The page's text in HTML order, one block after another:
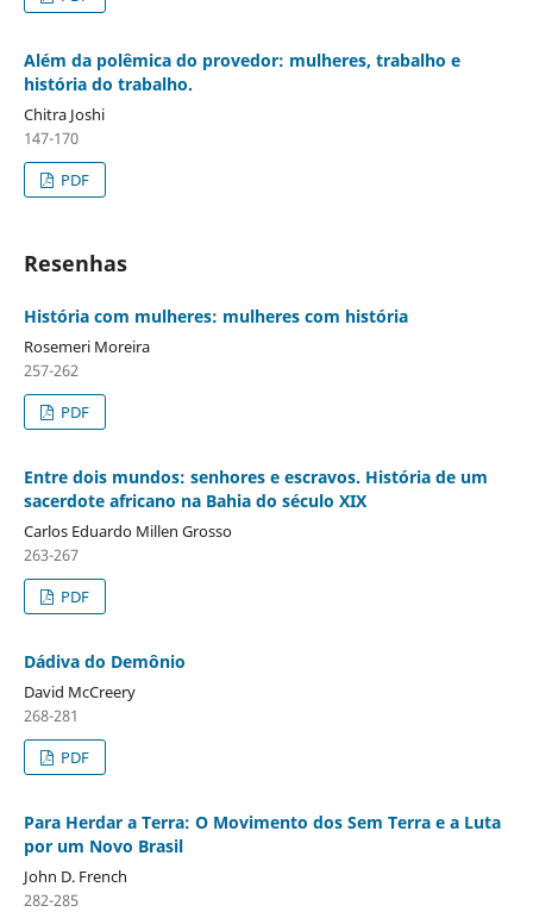
Além da polêmica do provedor: mulheres, trabalho e
história do trabalho.
Chitra Joshi
147-170
PDF
Resenhas
História com mulheres: mulheres com história
Rosemeri Moreira
257-262
PDF
Entre dois mundos: senhores e escravos. História de um
sacerdote africano na Bahia do século XIX
Carlos Eduardo Millen Grosso
263-267
PDF
Dádiva do Demônio
David McCreery
268-281
PDF
Para Herdar a Terra: O Movimento dos Sem Terra e a Luta
por um Novo Brasil
John D. French
282-285